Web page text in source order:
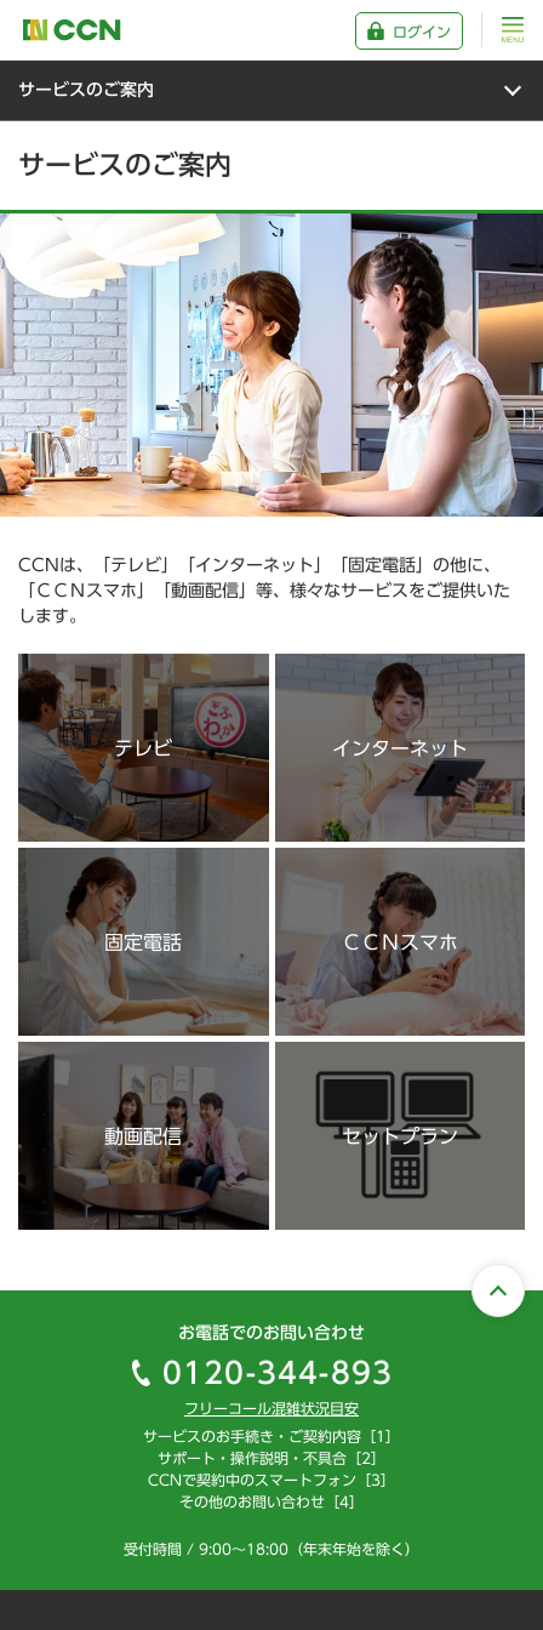
ログイン
サービスのご案内
サービスのご案内
CCNは、「テレビ」「インターネット」「固定電話」の他に、
「ＣＣＮスマホ」「動画配信」等、様々なサービスをご提供いた
します。
テレビ インターネット
固定電話 ＣＣＮスマホ
動画配信 セットプラン
お電話でのお問い合わせ
0120-344-893
フリーコール混雑状況目安
サービスのお手続き・ご契約内容［1］
サポート・操作説明・不具合［2］
CCNで契約中のスマートフォン［3］
その他のお問い合わせ［4］
受付時間 / 9:00～18:00（年末年始を除く）